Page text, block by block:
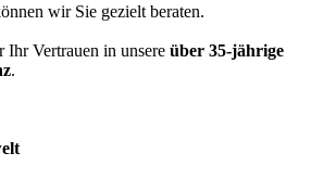
wir Sie gezielt beraten.
Vertrauen in unsere über 35-jährige
.